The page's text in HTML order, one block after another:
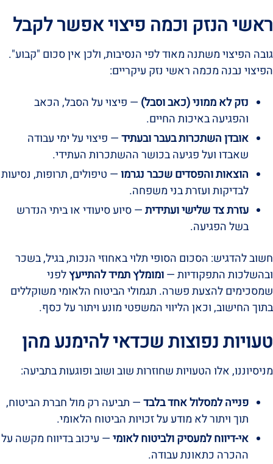
ראשי הנזק וכמה פיצוי אפשר לקבל
גובה הפיצוי משתנה מאוד לפי הנסיבות, ולכן אין סכום "קבוע".
הפיצוי נבנה מכמה ראשי נזק עיקריים:
נזק לא ממוני (כאב וסבל) — פיצוי על הסבל, הכאב
והפגיעה באיכות החיים.
אובדן השתכרות בעבר ובעתיד— פיצוי על ימי עבודה
שאבדו ועל פגיעה בכושר ההשתכרות העתידי.
הוצאות והפסדים שכבר נגרמו— טיפולים, תרופות, נסיעות
לבדיקות ועזרת בני משפחה.
עזרת צד שלישי ועתידית— סיוע סיעודי או ביתי הנדרש
בשל הפגיעה.
חשוב להדגיש: הסכום הסופי תלוי באחוזי הנכות, בגיל, בשכר
ובהשלכות התפקודיות —ומומלץ תמיד להתייעץלפני
שמסכימים להצעת פשרה. תגמולי הביטוח הלאומי משוקללים
בתוך החישוב, וכאן הליווי המשפטי מונע ויתור על כסף.
טעויות נפוצות שכדאי להימנע מהן
מניסיוננו, אלו הטעויות שחוזרות שוב ושוב ופוגעות בתביעה:
פנייה למסלול אחד בלבד— תביעה רק מול חברת הביטוח,
תוך ויתור לא מודע על זכויות הביטוח הלאומי.
אי-דיווח למעסיק ולביטוח לאומי— עיכוב בדיווח מקשה על
ההכרה כתאונת עבודה.